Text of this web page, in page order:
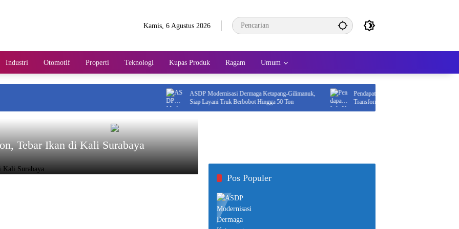
Kamis, 6 Agustus 2026
Industri Otomotif Properti Teknologi Kupas Produk Ragam Umum
ASDP Modernisasi Dermaga Ketapang-Gilimanuk,
Siap Layani Truk Berbobot Hingga 50 Ton
Pendapatan InfraNexia Tembus Rp7,7 Triliun,
Transformasi TelkomGroup Mulai Berbuah
Tebar Ikan di Kali Surabaya
Pos Populer